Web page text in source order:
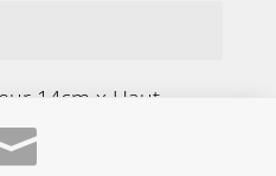
14cm x Haut